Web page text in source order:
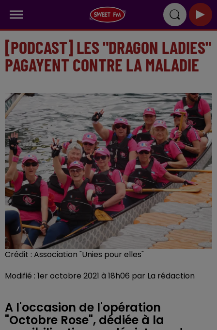
[PODCAST] LES "DRAGON LADIES"
PAGAYENT CONTRE LA MALADIE
Crédit : Association "Unies pour elles"
Modifié : 1er octobre 2021 à 18h06 par La rédaction
A l'occasion de l'opération
"Octobre Rose", dédiée à la